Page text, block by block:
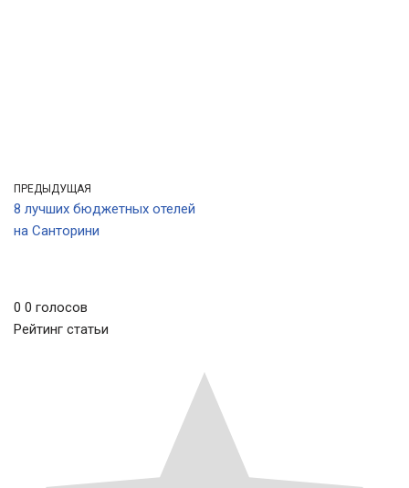
ПРЕДЫДУЩАЯ
8 лучших бюджетных отелей
на Санторини
0 0 голосов
Рейтинг статьи